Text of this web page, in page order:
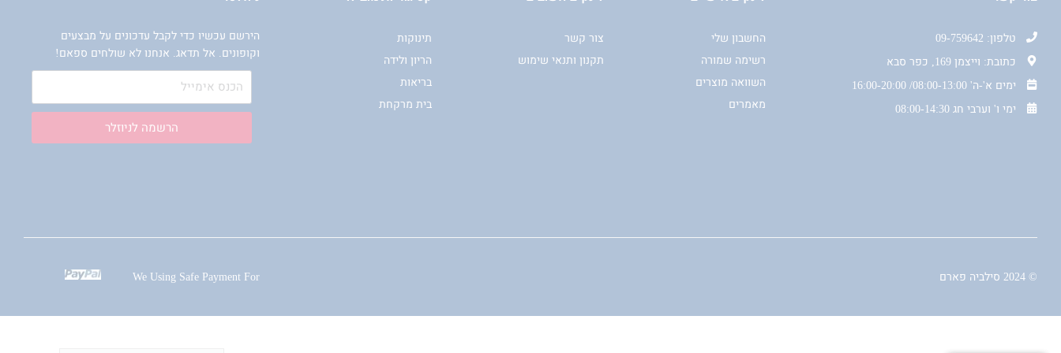
טלפון: 09-759642
כתובת: וייצמן 169, כפר סבא
ימים א'-ה' 08:00-13:00/ 16:00-20:00
ימי ו' וערבי חג 08:00-14:30
החשבון שלי
רשימה שמורה
השוואה מוצרים
מאמרים
צור קשר
תקנון ותנאי שימוש
תינוקות
הריון ולידה
בריאות
בית מרקחת
הירשם עכשיו כדי לקבל עדכונים על מבצעים
וקופונים. אל תדאג. אנחנו לא שולחים ספאם!
הרשמה לניוזלר
© 2024 סילביה פארם We Using Safe Payment For